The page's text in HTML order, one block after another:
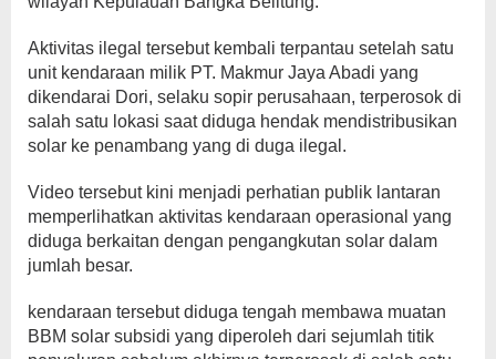
Aktivitas ilegal tersebut kembali terpantau setelah satu
unit kendaraan milik PT. Makmur Jaya Abadi yang
dikendarai Dori, selaku sopir perusahaan, terperosok di
salah satu lokasi saat diduga hendak mendistribusikan
solar ke penambang yang di duga ilegal.
Video tersebut kini menjadi perhatian publik lantaran
memperlihatkan aktivitas kendaraan operasional yang
diduga berkaitan dengan pengangkutan solar dalam
jumlah besar.
kendaraan tersebut diduga tengah membawa muatan
BBM solar subsidi yang diperoleh dari sejumlah titik